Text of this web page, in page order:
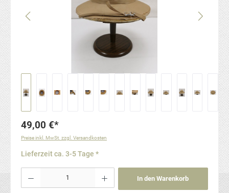
49,00 €*
Preise inkl. MwSt. zzgl. Versandkosten
Lieferzeit ca. 3-5 Tage *
Produkt Anzahl: Gib den gewünschten Wert ein oder benutze die Schaltflächen um die
In den Warenkorb